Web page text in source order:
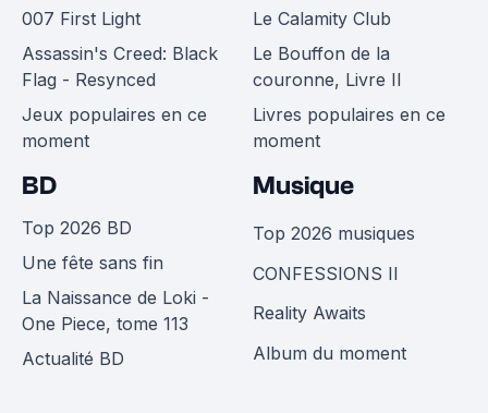
007 First Light
Assassin's Creed: Black
Flag - Resynced
Jeux populaires en ce
moment
Le Calamity Club
Le Bouffon de la
couronne, Livre II
Livres populaires en ce
moment
BD
Top 2026 BD
Une fête sans fin
La Naissance de Loki -
One Piece, tome 113
Actualité BD
Musique
Top 2026 musiques
CONFESSIONS II
Reality Awaits
Album du moment